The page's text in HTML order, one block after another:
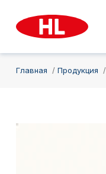
Главная Продукция